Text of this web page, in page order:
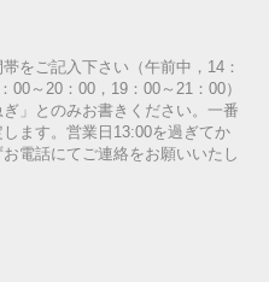
をご記入下さい（午前中，14：
00～20：00，19：00～21：00）
」とのみお書きください。一番
ます。営業日13:00を過ぎてか
電話にてご連絡をお願いいたし